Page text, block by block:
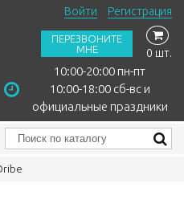
10:00-20:00 пн-пт
10:00-18:00 сб-вс и
официальные праздники
Войти Регистрация
ПЕРЕЗВОНИТЕ
МНЕ
0 шт.